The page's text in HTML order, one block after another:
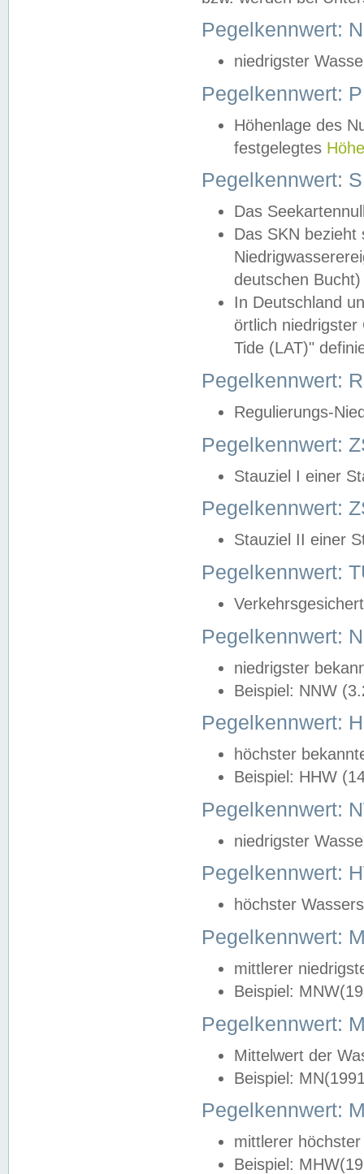
Pegelkennwert:
niedrigster
Pegelkennwert:
Höhenlage des
festgelegtes
Pegelkennwert:
Das
Das SKN
deutschen
In Deutschland
örtlich
Tide (LAT)"
Pegelkennwert:
Regulierungs-
Pegelkennwert:
Stauziel I einer
Pegelkennwert:
Stauziel II einer
Pegelkennwert:
Pegelkennwert:
niedrigster
Beispiel: NNW
Pegelkennwert:
höchster
Beispiel: HHW
Pegelkennwert:
niedrigster
Pegelkennwert:
höchster
Pegelkennwert:
mittlerer
Beispiel:
Pegelkennwert:
Mittelwert der
Beispiel:
Pegelkennwert:
mittlerer
Beispiel: